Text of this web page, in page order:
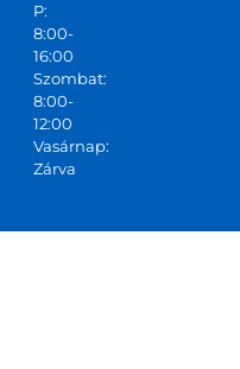
P:
8:00-
16:00
Szombat:
8:00-
12:00
Vasárnap:
Zárva